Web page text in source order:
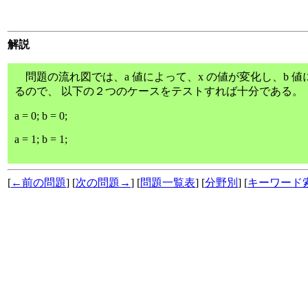
解説
問題の流れ図では、a 値によって、x の値が変化し、b 値
るので、 以下の２つのケースをテストすれば十分である。
a = 0; b = 0;
a = 1; b = 1;
[←前の問題] [次の問題→] [問題一覧表] [分野別 ] [キーワード